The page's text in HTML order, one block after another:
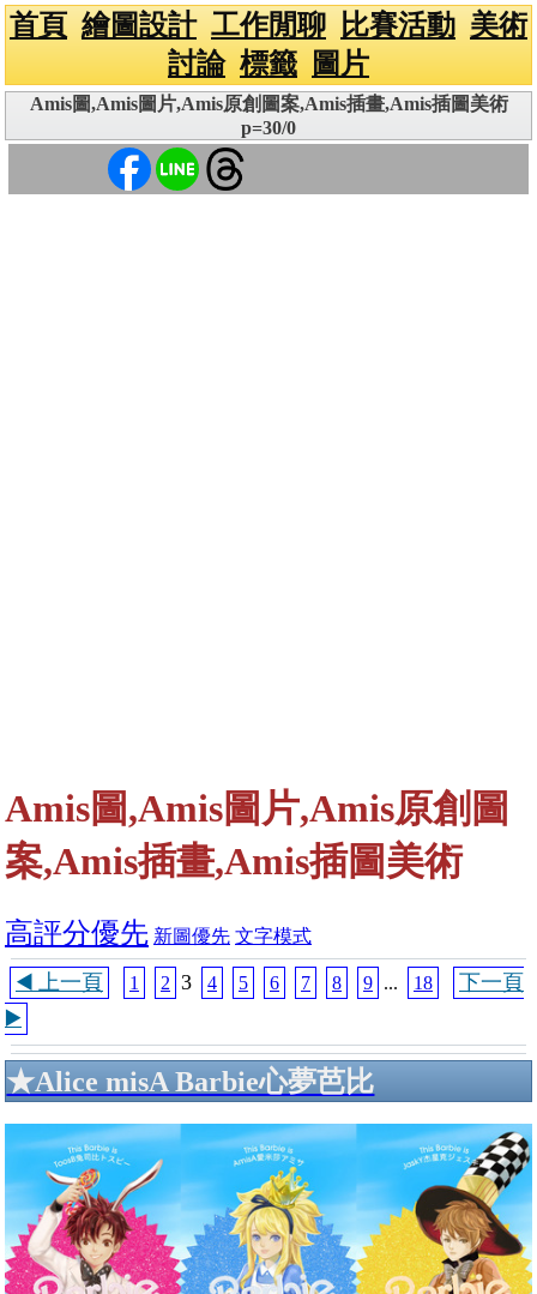
首頁 繪圖設計 工作閒聊 比賽活動 美術
討論 標籤 圖片
Amis圖,Amis圖片,Amis原創圖案,Amis插畫,Amis插圖美術
p=30/0
Amis圖,Amis圖片,Amis原創圖
案,Amis插畫,Amis插圖美術
高評分優先 新圖優先 文字模式
◀️ 上一頁 1 2 3 4 5 6 7 8 9 ... 18
下一頁
▶️
★Alice misA Barbie心夢芭比